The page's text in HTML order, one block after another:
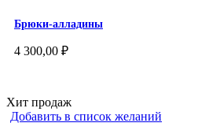
Брюки-алладины
4 300,00 ₽
Хит продаж
Добавить в список желаний